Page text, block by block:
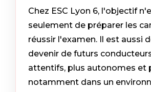
Chez ESC Lyon 6, l'objectif
seulement de préparer les
réussir l'examen. Il est aussi
devenir de futurs
attentifs, plus autonomes et
notamment dans un